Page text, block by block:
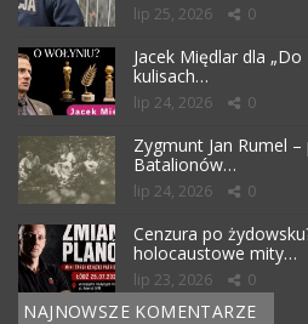
lip 25, 2026 0
Jacek Międlar dla
kulisach…
lip 24, 2026 0
Zygmunt Jan Rumel
Batalionów…
lip 24, 2026 0
Cenzura po
holocaustowe mity…
lip 23, 2026 0
NAJNOWSZE KOMENTARZE